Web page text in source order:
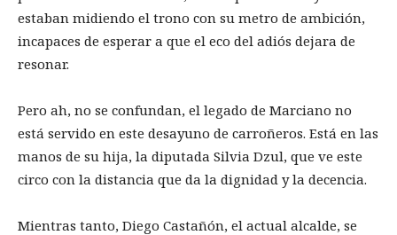
estaban midiendo el trono con su metro de ambición,
incapaces de esperar a que el eco del adiós dejara de
resonar.
Pero ah, no se confundan, el legado de Marciano no
está servido en este desayuno de carroñeros. Está en las
manos de su hija, la diputada Silvia Dzul, que ve este
circo con la distancia que da la dignidad y la decencia.
Mientras tanto, Diego Castañón, el actual alcalde, se